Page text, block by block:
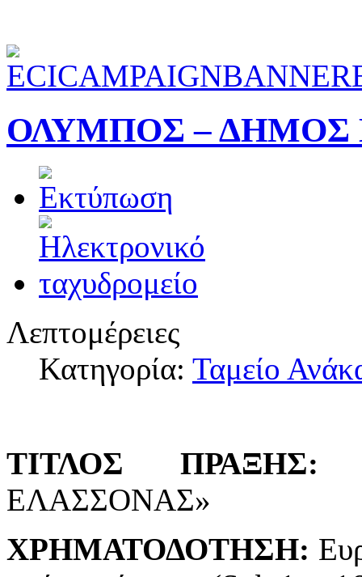
ΟΛΥΜΠΟΣ – ΔΗΜΟΣ
Λεπτομέρειες
Κατηγορία: Ταμείο
ΤΙΤΛΟΣ ΠΡΑΞΗΣ:
ΕΛΑΣΣΟΝΑΣ»
ΧΡΗΜΑΤΟΔΟΤΗΣΗ: